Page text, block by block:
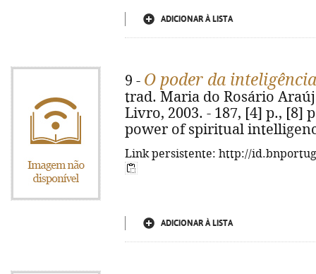
ADICIONAR À LISTA
9 - O poder da
trad. Maria do Rosário
Livro, 2003. - 187, [4] p., [8]
power of spiritual
Link persistente: http://
ADICIONAR À LISTA